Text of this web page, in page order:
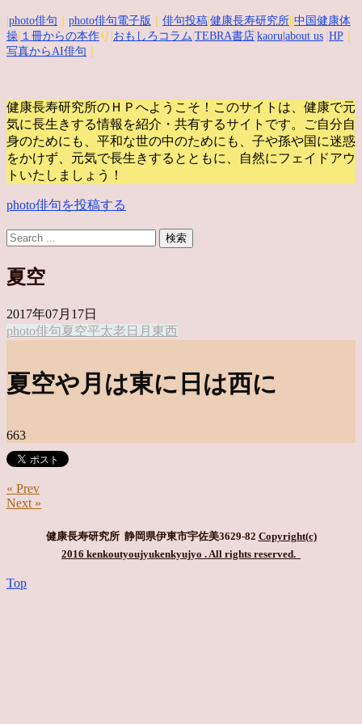
photo俳句 photo俳句電子版 俳句投稿 健康長寿研究所 中国健康体
操 １冊からの本作 り| おもしろコラム TEBRA書店 kaoru |about us HP
写真からAI俳句
健康長寿研究所のＨＰへようこそ！このサイトは、健康で元
気に長生きする情報を紹介・共有するサイトです。
ご自分自
身のためにも、平和な世の中のためにも、子や孫や国に迷惑
をかけず、元気で長生きするとともに、自然にフェイドアウ
トいたしましょう！
photo俳句を投稿する
夏空
2017年07月17日
photo俳句夏空平太老 日 月 東西
夏空や月は東に日は西に
663
« Prev
Next »
健康長寿研究所 静岡県伊東市宇佐美3629-82 Copyright(c)
2016 kenkoutyoujyukenkyujyo . All rights reserved.
Top